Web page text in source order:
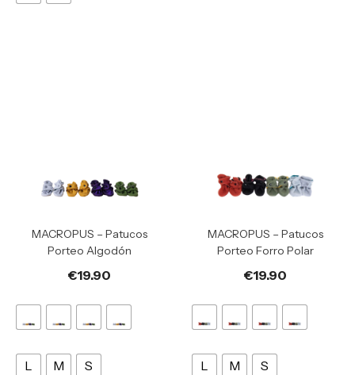
MACROPUS – Patucos
Porteo Algodón
€19.90
L M S
MACROPUS – Patucos
Porteo Forro Polar
€19.90
L M S